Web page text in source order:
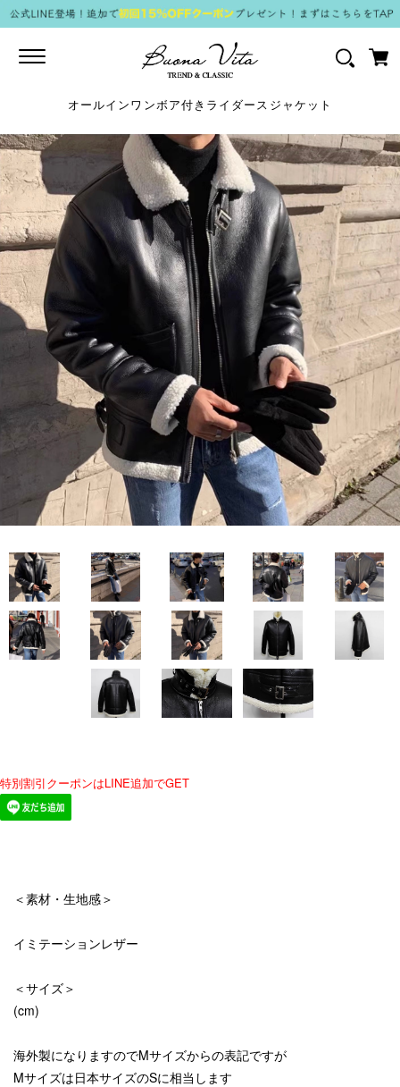
Toggle
オールインワンボア付きライダースジャケット
特別割引クーポンはLINE追加でGET
＜素材・生地感＞
イミテーションレザー
＜サイズ＞
(cm)
海外製になりますのでMサイズからの表記ですが
Mサイズは日本サイズのSに相当します